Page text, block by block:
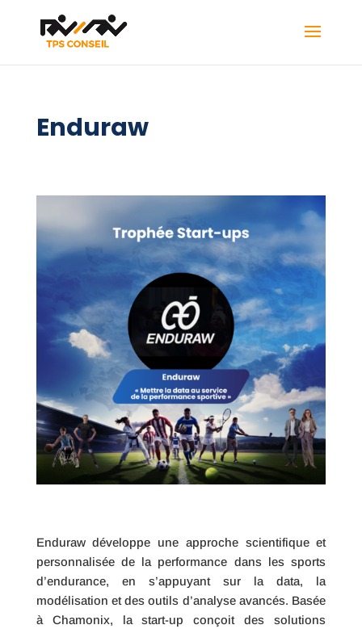
Enduraw
Enduraw développe une approche scientifique et
personnalisée de la performance dans les sports
d’endurance, en s’appuyant sur la data, la
modélisation et des outils d’analyse avancés. Basée
à Chamonix, la start-up conçoit des solutions